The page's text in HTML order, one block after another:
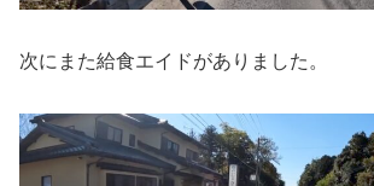
次にまた給食エイドがありました。